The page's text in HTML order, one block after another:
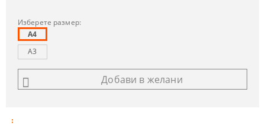
Изберете размер:
A4
A3
Добави в желани